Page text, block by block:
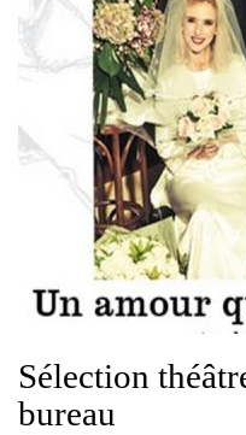
Sélection
bureau